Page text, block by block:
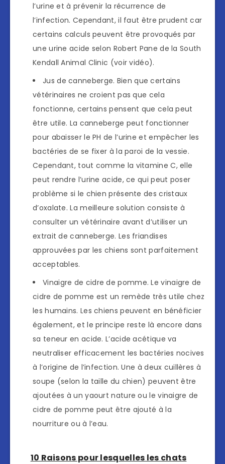
l’urine et à prévenir la récurrence de
l’infection. Cependant, il faut être prudent car
certains calculs peuvent être provoqués par
une urine acide selon Robert Pane de la South
Kendall Animal Clinic (voir vidéo).
Jus de canneberge. Bien que certains
vétérinaires ne croient pas que cela
fonctionne, certains pensent que cela peut
être utile. La canneberge peut fonctionner
pour abaisser le PH de l’urine et empêcher les
bactéries de se fixer à la paroi de la vessie.
Cependant, tout comme la vitamine C, elle
peut rendre l’urine acide, ce qui peut poser
problème si le chien présente des cristaux
d’oxalate. La meilleure solution consiste à
consulter un vétérinaire avant d’utiliser un
extrait de canneberge. Les friandises
approuvées par les chiens sont parfaitement
acceptables.
Vinaigre de cidre de pomme. Le vinaigre de
cidre de pomme est un remède très utile chez
les humains. Les chiens peuvent en bénéficier
également, et le principe reste là encore dans
sa teneur en acide. L’acide acétique va
neutraliser efficacement les bactéries nocives
à l’origine de l’infection. Une à deux cuillères à
soupe (selon la taille du chien) peuvent être
ajoutées à un yaourt nature ou le vinaigre de
cidre de pomme peut être ajouté à la
nourriture ou à l’eau.
10 Raisons pour lesquelles les chats